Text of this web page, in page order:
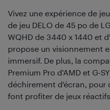
Vivez une expérience de
de jeu DELO de 45 po de
WQHD de 3440 x 1440 et
propose un visionnement
immersif. De plus, la
Premium Pro d'AMD et G-
déchirement d'écran, pour
font profiter de jeux